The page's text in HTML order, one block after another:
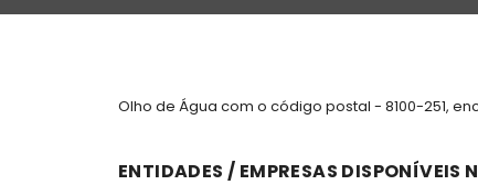
Olho de Água com o código postal - 8100-251,
ENTIDADES / EMPRESAS DISPONÍVEIS